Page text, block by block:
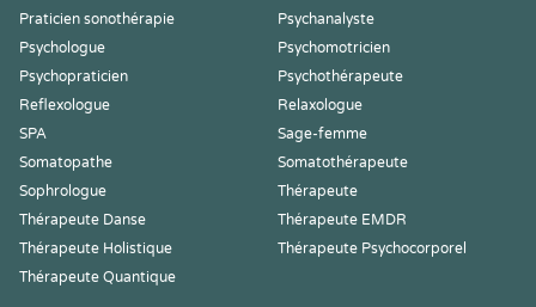
Praticien sonothérapie
Psychanalyste
Psychologue
Psychomotricien
Psychopraticien
Psychothérapeute
Reflexologue
Relaxologue
SPA
Sage-femme
Somatopathe
Somatothérapeute
Sophrologue
Thérapeute
Thérapeute Danse
Thérapeute EMDR
Thérapeute Holistique
Thérapeute Psychocorporel
Thérapeute Quantique